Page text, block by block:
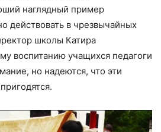
наглядный пример
действовать в чрезвычайных
школы Катира
воспитанию учащихся педагоги
но надеются, что эти